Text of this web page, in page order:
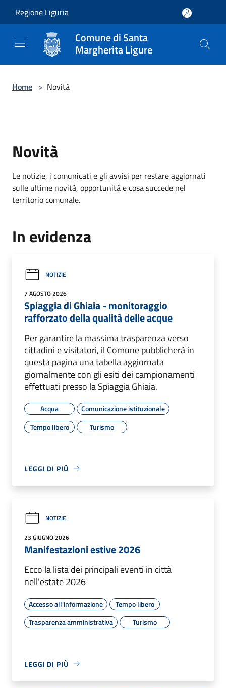
Regione Liguria
Comune di Santa
Margherita Ligure
Home > Novità
Novità
Le notizie, i comunicati e gli avvisi per restare aggiornati
sulle ultime novità, opportunità e cosa succede nel
territorio comunale.
In evidenza
NOTIZIE
7 AGOSTO 2026
Spiaggia di Ghiaia - monitoraggio
rafforzato della qualità delle acque
Per garantire la massima trasparenza verso
cittadini e visitatori, il Comune pubblicherà in
questa pagina una tabella aggiornata
giornalmente con gli esiti dei campionamenti
effettuati presso la Spiaggia Ghiaia.
Acqua
Comunicazione istituzionale
Tempo libero
Turismo
LEGGI DI PIÙ
NOTIZIE
23 GIUGNO 2026
Manifestazioni estive 2026
Ecco la lista dei principali eventi in città
nell'estate 2026
Accesso all'informazione
Tempo libero
Trasparenza amministrativa
Turismo
LEGGI DI PIÙ